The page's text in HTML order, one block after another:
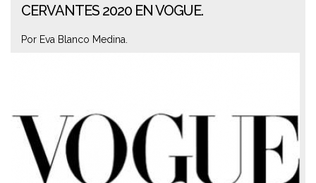
CERVANTES 2020 EN VOGUE.
Por Eva Blanco Medina.